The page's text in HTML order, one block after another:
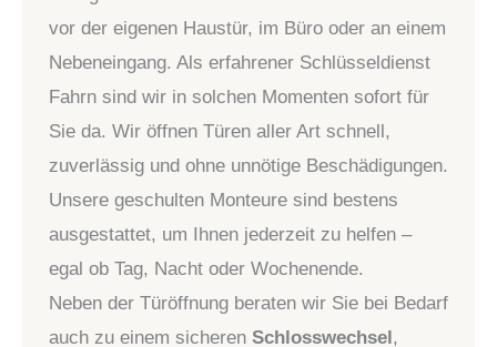
vor der eigenen Haustür, im Büro oder an einem
Nebeneingang. Als erfahrener Schlüsseldienst
Fahrn sind wir in solchen Momenten sofort für
Sie da. Wir öffnen Türen aller Art schnell,
zuverlässig und ohne unnötige Beschädigungen.
Unsere geschulten Monteure sind bestens
ausgestattet, um Ihnen jederzeit zu helfen –
egal ob Tag, Nacht oder Wochenende.
Neben der Türöffnung beraten wir Sie bei Bedarf
auch zu einem sicheren Schlosswechsel,